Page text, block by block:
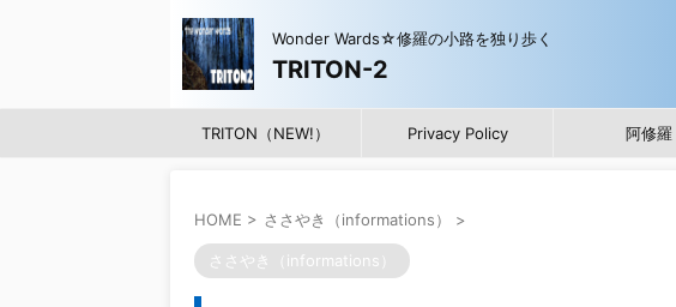
Wonder Wards☆修羅の小路を独り歩く
TRITON-2
TRITON（NEW!） Privacy Policy 阿修羅
HOME > ささやき（informations） >
ささやき（informations）